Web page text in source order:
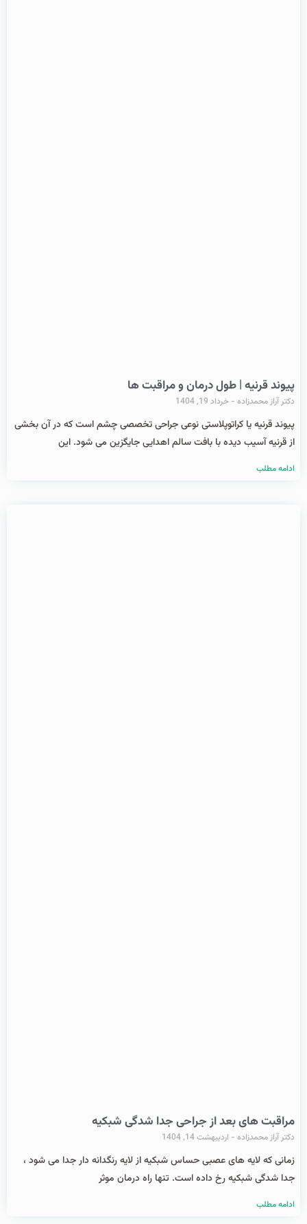
پیوند قرنیه | طول درمان و مراقبت ها
دکتر آراز محمدزاده خرداد 19, 1404
پیوند قرنیه یا کراتوپلاستی نوعی جراحی تخصصی چشم است که در آن بخشی
از قرنیه آسیب ‌دیده با بافت سالم اهدایی جایگزین می ‌شود. این
ادامه مطلب
مراقبت های بعد از جراحی جدا شدگی شبکیه
دکتر آراز محمدزاده اردیبهشت 14, 1404
زمانی که لایه های عصبی حساس شبکیه از لایه رنگدانه دار جدا می شود ،
جدا شدگی شبکیه رخ داده است. تنها راه درمان موثر
ادامه مطلب